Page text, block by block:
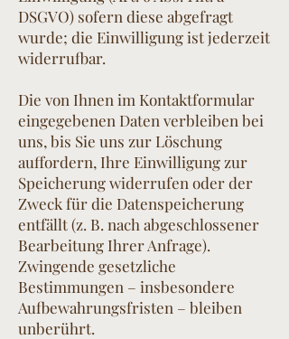
DSGVO) sofern diese abgefragt
wurde; die Einwilligung ist jederzeit
widerrufbar.
Die von Ihnen im Kontaktformular
eingegebenen Daten verbleiben bei
uns, bis Sie uns zur Löschung
auffordern, Ihre Einwilligung zur
Speicherung widerrufen oder der
Zweck für die Datenspeicherung
entfällt (z. B. nach abgeschlossener
Bearbeitung Ihrer Anfrage).
Zwingende gesetzliche
Bestimmungen – insbesondere
Aufbewahrungsfristen – bleiben
unberührt.